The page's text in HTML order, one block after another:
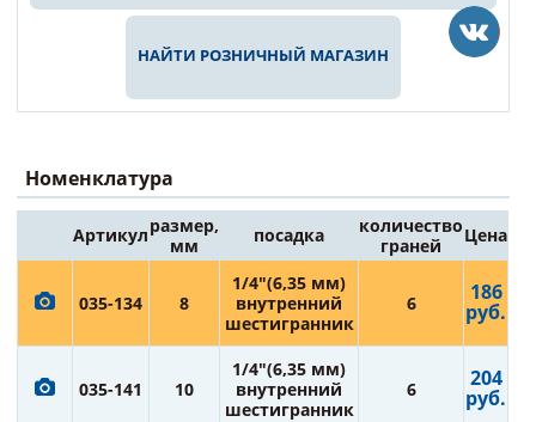
НАЙТИ РОЗНИЧНЫЙ МАГАЗИН
Номенклатура
Артикулразмер,
мм
посадка
количество
граней
Цена
035-134 8
1/4"(6,35 мм)
внутренний
шестигранник
6 186
руб.
035-141 10
1/4"(6,35 мм)
внутренний
шестигранник
6 204
руб.